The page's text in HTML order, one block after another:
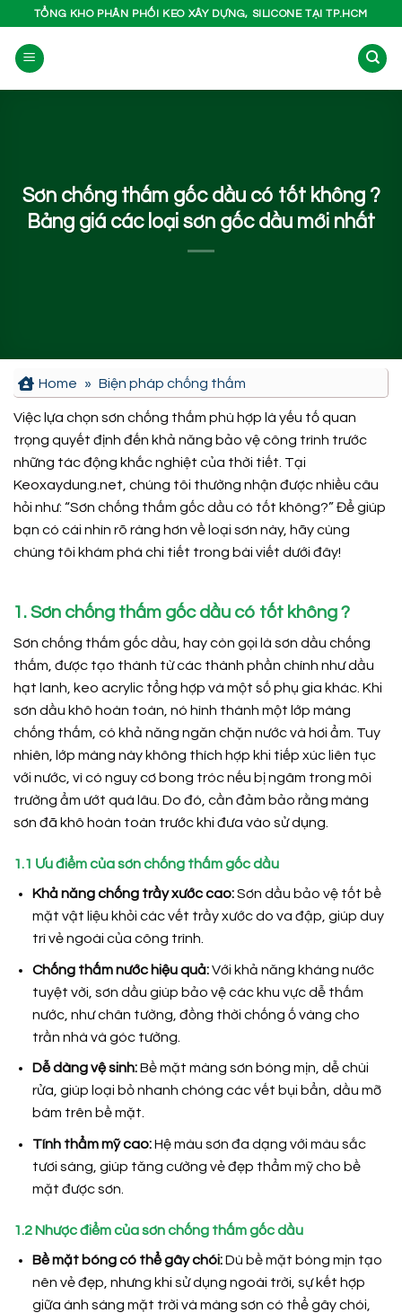
nội
dung
TỔNG KHO PHÂN PHỐI KEO XÂY DỰNG, SILICONE TẠI TP.HCM
Sơn chống thấm gốc dầu có tốt không ?
Bảng giá các loại sơn gốc dầu mới nhất
Home » Biện pháp chống thấm
Việc lựa chọn sơn chống thấm phù hợp là yếu tố quan
trọng quyết định đến khả năng bảo vệ công trình trước
những tác động khắc nghiệt của thời tiết. Tại
Keoxaydung.net, chúng tôi thường nhận được nhiều câu
hỏi như: “Sơn chống thấm gốc dầu có tốt không?” Để giúp
bạn có cái nhìn rõ ràng hơn về loại sơn này, hãy cùng
chúng tôi khám phá chi tiết trong bài viết dưới đây!
1. Sơn chống thấm gốc dầu có tốt không ?
Sơn chống thấm gốc dầu, hay còn gọi là sơn dầu chống
thấm, được tạo thành từ các thành phần chính như dầu
hạt lanh, keo acrylic tổng hợp và một số phụ gia khác. Khi
sơn dầu khô hoàn toàn, nó hình thành một lớp màng
chống thấm, có khả năng ngăn chặn nước và hơi ẩm. Tuy
nhiên, lớp màng này không thích hợp khi tiếp xúc liên tục
với nước, vì có nguy cơ bong tróc nếu bị ngâm trong môi
trường ẩm ướt quá lâu. Do đó, cần đảm bảo rằng màng
sơn đã khô hoàn toàn trước khi đưa vào sử dụng.
1.1 Ưu điểm của sơn chống thấm gốc dầu
Khả năng chống trầy xước cao:Sơn dầu bảo vệ tốt bề
mặt vật liệu khỏi các vết trầy xước do va đập, giúp duy
trì vẻ ngoài của công trình.
Chống thấm nước hiệu quả:Với khả năng kháng nước
tuyệt vời, sơn dầu giúp bảo vệ các khu vực dễ thấm
nước, như chân tường, đồng thời chống ố vàng cho
trần nhà và góc tường.
Dễ dàng vệ sinh:Bề mặt màng sơn bóng mịn, dễ chùi
rửa, giúp loại bỏ nhanh chóng các vết bụi bẩn, dầu mỡ
bám trên bề mặt.
Tính thẩm mỹ cao:Hệ màu sơn đa dạng với màu sắc
tươi sáng, giúp tăng cường vẻ đẹp thẩm mỹ cho bề
mặt được sơn.
1.2 Nhược điểm của sơn chống thấm gốc dầu
Bề mặt bóng có thể gây chói:Dù bề mặt bóng mịn tạo
nên vẻ đẹp, nhưng khi sử dụng ngoài trời, sự kết hợp
giữa ánh sáng mặt trời và màng sơn có thể gây chói,